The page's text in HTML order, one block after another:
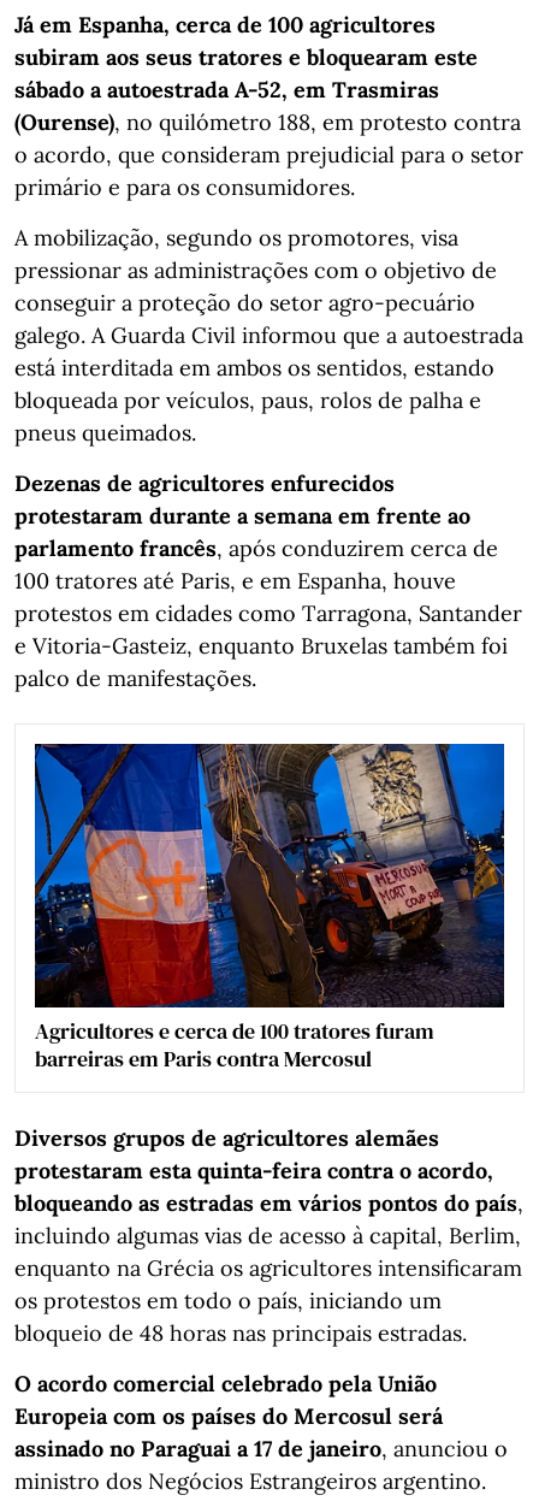
Já em Espanha, cerca de 100 agricultores
subiram aos seus tratores e bloquearam este
sábado a autoestrada A-52, em Trasmiras
(Ourense), no quilómetro 188, em protesto contra
o acordo, que consideram prejudicial para o setor
primário e para os consumidores.
A mobilização, segundo os promotores, visa
pressionar as administrações com o objetivo de
conseguir a proteção do setor agro-pecuário
galego. A Guarda Civil informou que a autoestrada
está interditada em ambos os sentidos, estando
bloqueada por veículos, paus, rolos de palha e
pneus queimados.
Dezenas de agricultores enfurecidos
protestaram durante a semana em frente ao
parlamento francês, após conduzirem cerca de
100 tratores até Paris, e em Espanha, houve
protestos em cidades como Tarragona, Santander
e Vitoria-Gasteiz, enquanto Bruxelas também foi
palco de manifestações.
Agricultores e cerca de 100 tratores furam
barreiras em Paris contra Mercosul
Diversos grupos de agricultores alemães
protestaram esta quinta-feira contra o acordo,
bloqueando as estradas em vários pontos do país,
incluindo algumas vias de acesso à capital, Berlim,
enquanto na Grécia os agricultores intensificaram
os protestos em todo o país, iniciando um
bloqueio de 48 horas nas principais estradas.
O acordo comercial celebrado pela União
Europeia com os países do Mercosul será
assinado no Paraguai a 17 de janeiro, anunciou o
ministro dos Negócios Estrangeiros argentino.